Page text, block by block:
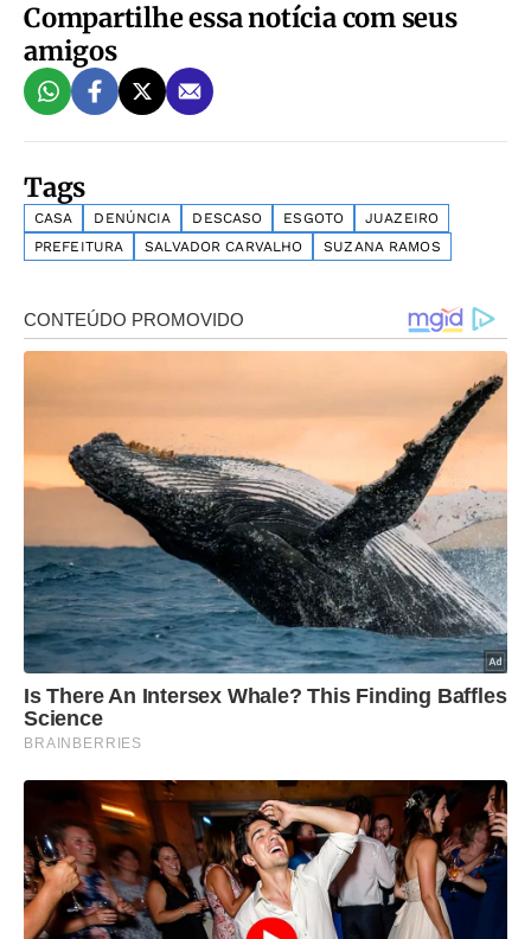
Compartilhe essa notícia com seus
amigos
Tags
CASA DENÚNCIA DESCASO ESGOTO
JUAZEIRO
PREFEITURA
SALVADOR CARVALHO SUZANA RAMOS